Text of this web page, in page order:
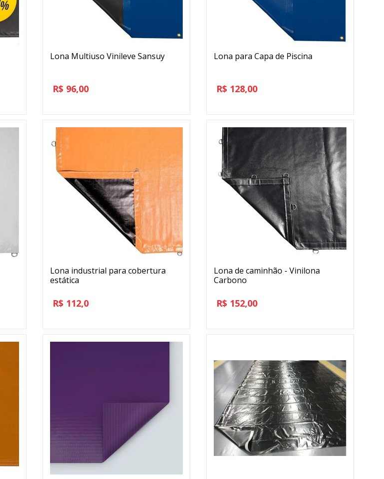
Lona Multiuso Vinileve Sansuy
R$ 96,00
Lona para Capa de Piscina
R$ 128,00
Lona industrial para cobertura
estática
R$ 112,0
Lona de caminhão - Vinilona
Carbono
R$ 152,00